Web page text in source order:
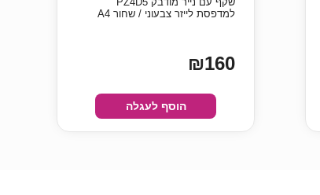
למדפסת לייזר צבעוני / שחור A4
₪160
הוסף לעגלה